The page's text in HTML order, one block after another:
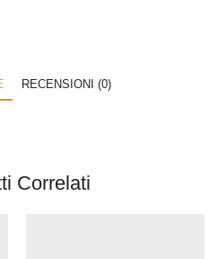
RECENSIONI (0)
Correlati